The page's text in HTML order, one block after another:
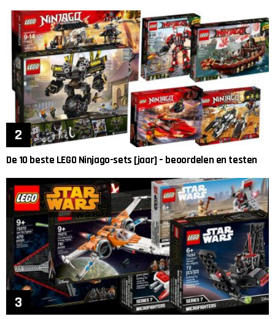
De 10 beste LEGO Ninjago-sets [jaar] – beoordelen en testen